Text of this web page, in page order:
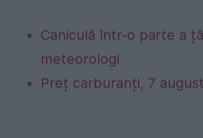
Caniculă într-o parte a
meteorologi
Preț carburanți, 7